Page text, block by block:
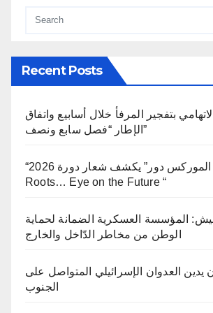
Recent Posts
بتفجير المرفأ خلال أسابيع واتفاق
الإطار “فصل سابع ونصف”
“الموركس دور” يكشف شعار دورة 2026 ” Back to the
Roots… Eye on the Future “
المؤسسة العسكرية الضمانة لحماية
الوطن من مخاطر الدّاخل والخارج
يدين العدوان الإسرائيلي المتواصل على
الجنوب